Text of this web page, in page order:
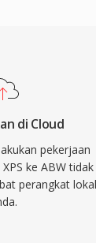
di Cloud
pekerjaan
ke ABW tidak
perangkat lokal